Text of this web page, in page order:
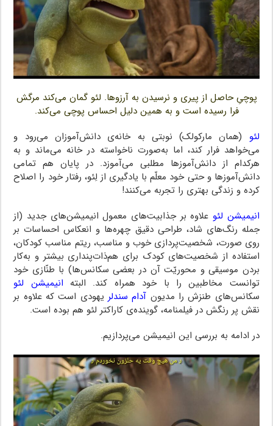
پوچیِ حاصل از پیری و نرسیدن به آرزوها. لئو گمان می‌کند مرگش
فرا رسیده است و به همین دلیل احساس پوچی می‌کند.
لئو (همان مارکولک) نوبتی به خانه‌ی دانش‌آموزان می‌رود و
می‌خواهد فرار کند، اما به‌صورت ناخواسته در خانه می‌ماند و به
هرکدام از دانش‌آموزها مطلبی می‌آموزد. در پایان هم تمامی
دانش‌آموزها و حتی خود معلّم با یادگیری از لِئو، رفتار خود را اصلاح
کرده و زندگی بهتری را تجربه می‌کنند!
انیمیشن لئو علاوه بر جذابیت‌های معمول انیمیشن‌های جدید (از
جمله رنگ‌های شاد، طراحی دقیق چهره‌ها و انعکاس احساسات بر
روی صورت، شخصیت‌پردازی خوب و مناسب، ریتم مناسب کودکان،
استفاده از شخصیت‌های کودک برای هم‌ذات‌پنداری بیشتر و به‌کار
بردن موسیقی و محوریّت آن در بعضی سکانس‌ها) با طنّازی خود
توانست مخاطبین را با خود همراه کند. البته انیمیشن لئو
سکانس‌های طنزش را مدیون آدام سندلریهودی است که علاوه بر
نقش پر رنگش در فیلمنامه، گوینده‌ی کاراکتر لئو هم بوده است.
در ادامه به بررسی این انیمیشن می‌پردازیم.